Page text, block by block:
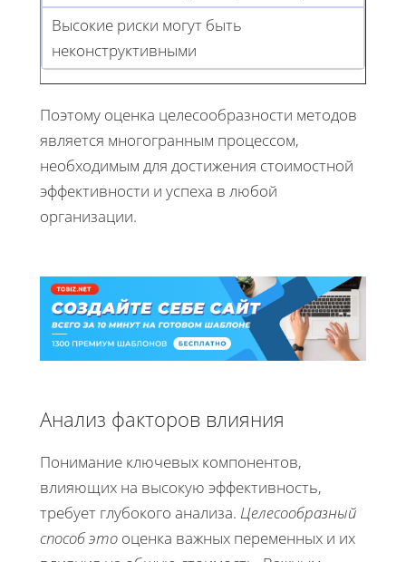
Высокие риски могут быть
неконструктивными
Поэтому оценка целесообразности методов
является многогранным процессом,
необходимым для достижения стоимостной
эффективности и успеха в любой
организации.
Анализ факторов влияния
Понимание ключевых компонентов,
влияющих на высокую эффективность,
требует глубокого анализа. Целесообразный
способ это оценка важных переменных и их